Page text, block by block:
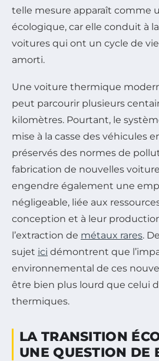
telle mesure apparaît comme
écologique, car elle conduit à
voitures qui ont un cycle de
amorti.
Une voiture thermique
peut parcourir plusieurs
kilomètres. Pourtant, le
mise à la casse des véhicules
préservés des normes de
fabrication de nouvelles
engendre également une
négligeable, liée aux
conception et à leur
l’extraction de métaux rares.
sujet ici démontrent que
environnemental de ces
être bien plus lourd que celui
thermiques.
LA TRANSITION
UNE QUESTION DE